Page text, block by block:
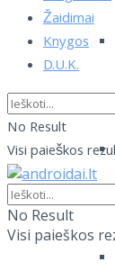
Žaidimai
Knygos
D.U.K.
No Result
Visi paieškos
No Result
Visi paieškos